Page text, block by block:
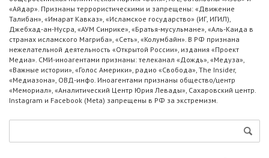
«Айдар». Признаны террористическими и запрещены: «Движение
Талибан», «Имарат Кавказ», «Исламское государство» (ИГ, ИГИЛ),
Джебхад-ан-Нусра, «АУМ Синрике», «Братья-мусульмане», «Аль-Каида в
странах исламского Магриба», «Сеть», «Колумбайн». В РФ признана
нежелательной деятельность «Открытой России», издания «Проект
Медиа». СМИ-иноагентами признаны: телеканал «Дождь», «Медуза»,
«Важные истории», «Голос Америки», радио «Свобода», The Insider,
«Медиазона», ОВД-инфо. Иноагентами признаны общество/центр
«Мемориал», «Аналитический Центр Юрия Левады», Сахаровский центр.
Instagram и Facebook (Metа) запрещены в РФ за экстремизм.